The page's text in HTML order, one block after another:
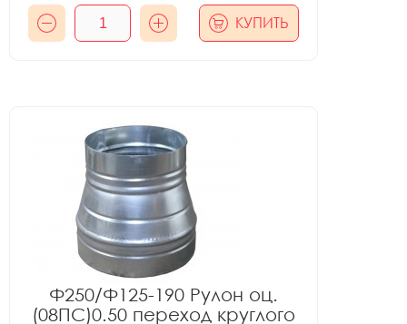
КУПИТЬ
Ф250/Ф125-190 Рулон оц.
(08ПС)0.50 переход круглого